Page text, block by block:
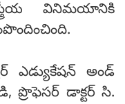
వినిమయానికి
అండ్
ప్రొఫెసర్ డాక్టర్ సి.